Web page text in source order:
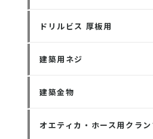
ドリルビス 厚板用
建築用ネジ
建築金物
オエティカ・ホース用クラン